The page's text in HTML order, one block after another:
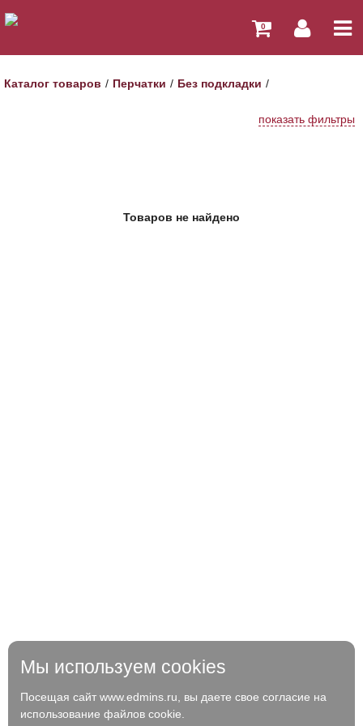
0
Каталог товаров Перчатки Без подкладки
показать фильтры
Товаров не найдено
Мы используем cookies
Посещая сайт www.edmins.ru, вы даете свое согласие на
использование файлов cookie.